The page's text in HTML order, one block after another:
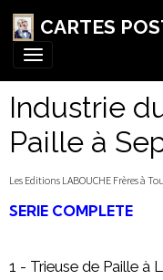
CARTES
Industrie
Paille à
Les Editions LABOUCHE Frères à
SERIE COMPLETE
1 - Trieuse de Paille à